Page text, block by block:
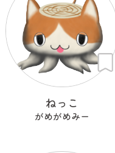
ねっこ
がめがめみー